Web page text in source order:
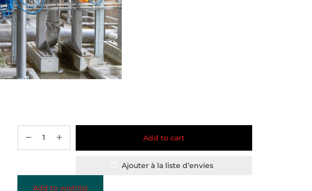
Add to cart
Ajouter à la liste d’envies
Add to wishlist